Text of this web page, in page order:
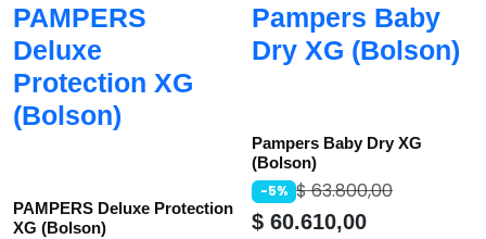
PAMPERS
Deluxe
Protection XG
(Bolson)
PAMPERS Deluxe Protection
XG (Bolson)
Pampers Baby
Dry XG (Bolson)
Pampers Baby Dry XG
(Bolson)
-5% $63.800,00
$ 60.610,00